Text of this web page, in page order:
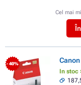
Cel mai
- 40%
In stoc